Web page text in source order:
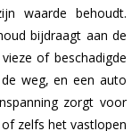
waarde behoudt.
bijdraagt aan de
of beschadigde
weg, en een auto
zorgt voor
zelfs het vastlopen